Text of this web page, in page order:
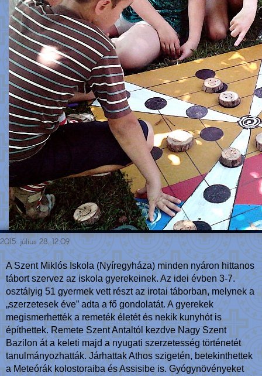
2015. július 28. 12:09
A Szent Miklós Iskola (Nyíregyháza) minden nyáron hittanos
tábort szervez az iskola gyerekeinek. Az idei évben 3-7.
osztályig 51 gyermek vett részt az irotai táborban, melynek a
„szerzetesek éve” adta a fő gondolatát. A gyerekek
megismerhették a remeték életét és nekik kunyhót is
építhettek. Remete Szent Antaltól kezdve Nagy Szent
Bazilon át a keleti majd a nyugati szerzetesség történetét
tanulmányozhatták. Járhattak Athos szigetén, betekinthettek
a Meteórák kolostoraiba és Assisibe is. Gyógynövényeket